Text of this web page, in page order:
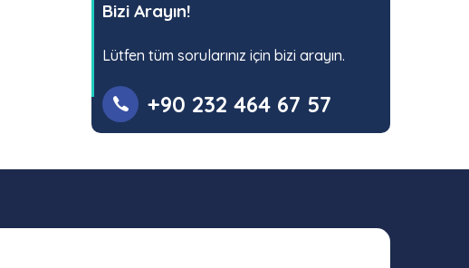
Bizi Arayın!
Lütfen tüm sorularınız için bizi arayın.
+90 232 464 67 57